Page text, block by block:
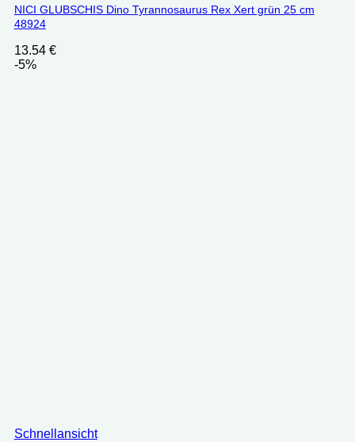
NICI GLUBSCHIS Dino Tyrannosaurus Rex Xert grün 25 cm
48924
13.54 €
-5%
Schnellansicht